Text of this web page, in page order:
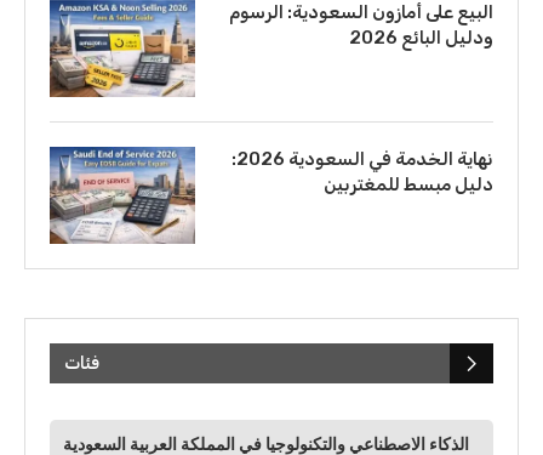
البيع على أمازون السعودية: الرسوم
ودليل البائع 2026
نهاية الخدمة في السعودية 2026:
دليل مبسط للمغتربين
فئات
الذكاء الاصطناعي والتكنولوجيا في المملكة العربية السعودية